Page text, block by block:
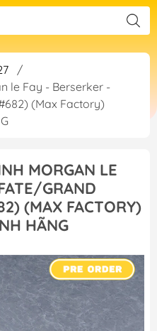
/
le Fay - Berserker -
(Max Factory)
MORGAN LE
GRAND
(MAX FACTORY)
HÃNG